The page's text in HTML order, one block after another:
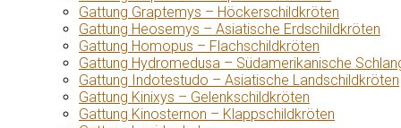
Gattung Graptemys – Höckerschildkröten
Gattung Heosemys – Asiatische Erdschildkröten
Gattung Homopus – Flachschildkröten
Gattung Hydromedusa – Südamerikanische
Gattung Indotestudo – Asiatische Landschildkröten
Gattung Kinixys – Gelenkschildkröten
Gattung Kinosternon – Klappschildkröten